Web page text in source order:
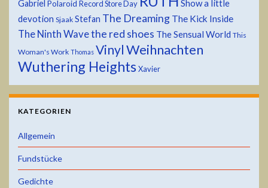
Gabriel Polaroid Record Store Day
Show a little
devotion Sjaak Stefan The Dreaming The Kick Inside
The Ninth Wavethe red shoes The Sensual World This
Woman's Work Thomas VinylWeihnachten
Wuthering Heights Xavier
KATEGORIEN
Allgemein
Fundstücke
Gedichte